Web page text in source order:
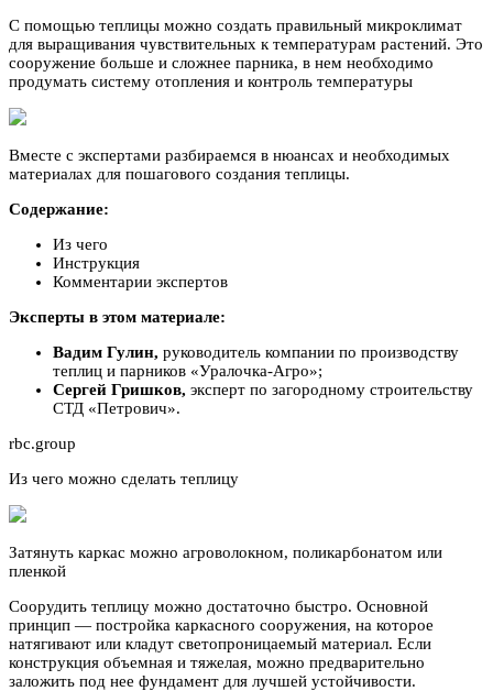
С помощью теплицы можно создать правильный микроклимат
для выращивания чувствительных к температурам растений. Это
сооружение больше и сложнее парника, в нем необходимо
продумать систему отопления и контроль температуры
Вместе с экспертами разбираемся в нюансах и необходимых
материалах для пошагового создания теплицы.
Содержание:
Из чего
Инструкция
Комментарии экспертов
Эксперты в этом материале:
Вадим Гулин, руководитель компании по производству
теплиц и парников «Уралочка-Агро»;
Сергей Гришков, эксперт по загородному строительству
СТД «Петрович».
rbc.group
Из чего можно сделать теплицу
Затянуть каркас можно агроволокном, поликарбонатом или
пленкой
Соорудить теплицу можно достаточно быстро. Основной
принцип — постройка каркасного сооружения, на которое
натягивают или кладут светопроницаемый материал. Если
конструкция объемная и тяжелая, можно предварительно
заложить под нее фундамент для лучшей устойчивости.